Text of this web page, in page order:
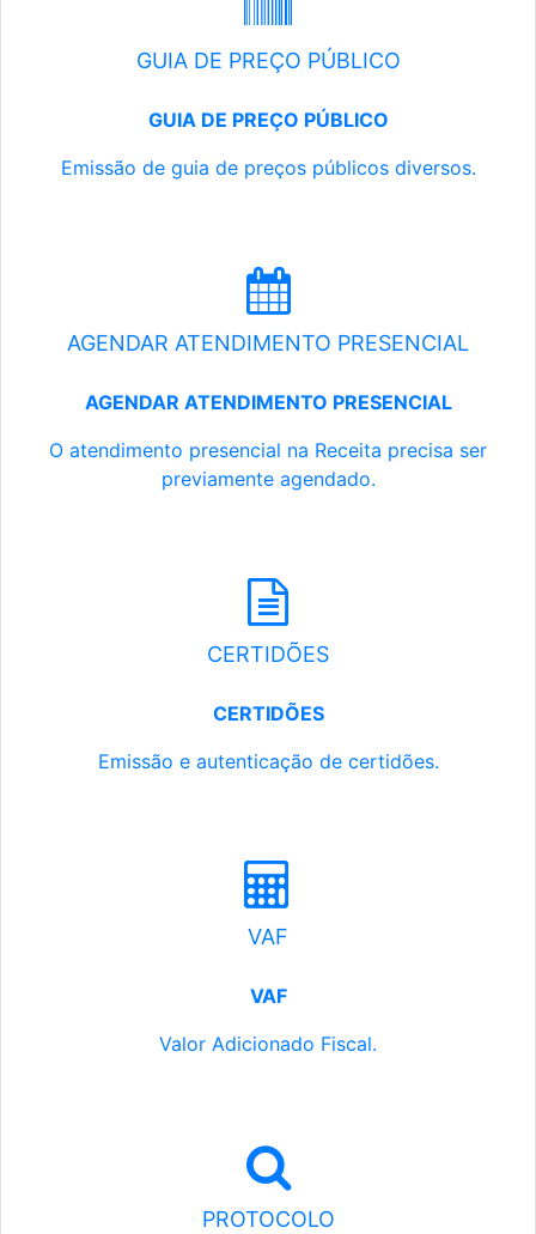
GUIA DE PREÇO PÚBLICO
GUIA DE PREÇO PÚBLICO
Emissão de guia de preços públicos diversos.
AGENDAR ATENDIMENTO PRESENCIAL
AGENDAR ATENDIMENTO PRESENCIAL
O atendimento presencial na Receita precisa ser
previamente agendado.
CERTIDÕES
CERTIDÕES
Emissão e autenticação de certidões.
VAF
VAF
Valor Adicionado Fiscal.
PROTOCOLO